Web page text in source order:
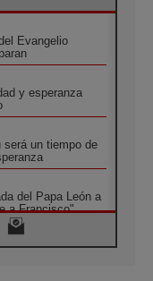
Evangelio
y esperanza
será un tiempo de
del Papa León a
a Francisco"
los jóvenes a